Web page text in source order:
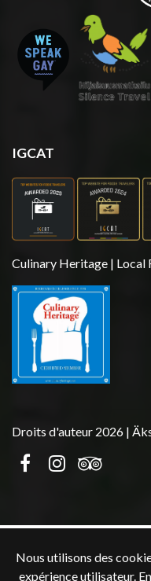
Nous utilisons des
expérience utilisateur.
IGCAT
Culinary Heritage |
Droits d'auteur 2026 |